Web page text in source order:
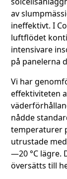
av
ineffektivt. I
luftflödet
intensivare
på panelerna
Vi har
effektiviteten
nådde
temperaturer
utrustade
—20 °C lägre.
översätts till